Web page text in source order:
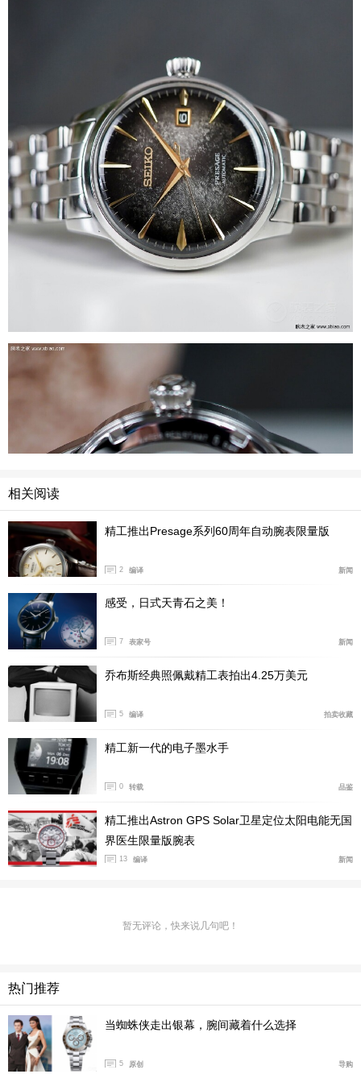
SRPK93直径40.5毫米，厚度11.8毫米。精钢表壳配
备盒状Hardlex镜面和透视表背，具有50米防水性能。这
款腕表搭载4R35自动机芯，该机芯振频21,600次/小时（3
赫兹），能够提供41小时动力储存。
相关阅读
精工推出Presage系列60周年自动腕表限量版
2 编译 新闻
感受，日式天青石之美！
7 表家号 新闻
乔布斯经典照佩戴精工表拍出4.25万美元
5 编译 拍卖收藏
精工新一代的电子墨水手
0 转载 品鉴
精工推出Astron GPS Solar卫星定位太阳电能无国
界医生限量版腕表
13 编译 新闻
暂无评论，快来说几句吧！
热门推荐
当蜘蛛侠走出银幕，腕间藏着什么选择
5 原创 导购